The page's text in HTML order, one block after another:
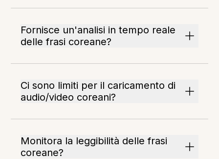
Fornisce un'analisi in tempo reale
delle frasi coreane?
Ci sono limiti per il caricamento di
audio/video coreani?
Monitora la leggibilità delle frasi
coreane?